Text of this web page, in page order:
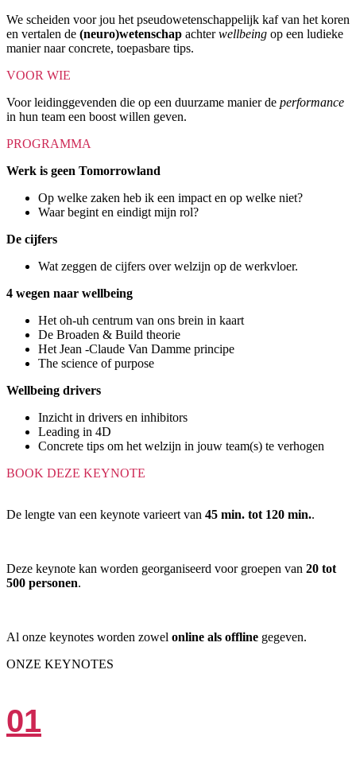
We scheiden voor jou het pseudowetenschappelijk kaf van het koren
en vertalen de (neuro)wetenschap achterwellbeing op een ludieke
manier naar concrete, toepasbare tips.
VOOR WIE
Voor leidinggevenden die op een duurzame manier de performance
in hun team een boost willen geven.
PROGRAMMA
Werk is geen Tomorrowland
Op welke zaken heb ik een impact en op welke niet?
Waar begint en eindigt mijn rol?
De cijfers
Wat zeggen de cijfers over welzijn op de werkvloer.
4 wegen naar wellbeing
Het oh-uh centrum van ons brein in kaart
De Broaden & Build theorie
Het Jean -Claude Van Damme principe
The science of purpose
Wellbeing drivers
Inzicht in drivers en inhibitors
Leading in 4D
Concrete tips om het welzijn in jouw team(s) te verhogen
BOOK DEZE KEYNOTE
De lengte van een keynote varieert van 45 min. tot 120 min..
Deze keynote kan worden georganiseerd voor groepen van 20 tot
500 personen.
Al onze keynotes worden zowel online als offline gegeven.
ONZE KEYNOTES
01